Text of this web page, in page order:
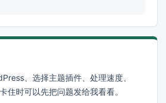
、选择主题插件、处理速度、
住时可以先把问题发给我看看。